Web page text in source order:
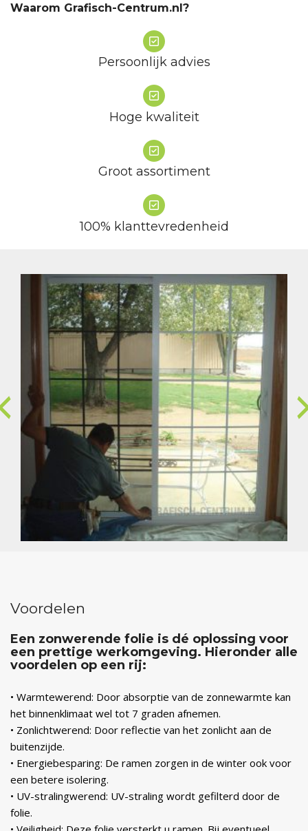
Waarom Grafisch-Centrum.nl?
Persoonlijk advies
Hoge kwaliteit
Groot assortiment
100% klanttevredenheid
Voordelen
Een zonwerende folie is dé oplossing voor
een prettige werkomgeving. Hieronder alle
voordelen op een rij:
• Warmtewerend: Door absorptie van de zonnewarmte kan
het binnenklimaat wel tot 7 graden afnemen.
• Zonlichtwerend: Door reflectie van het zonlicht aan de
buitenzijde.
• Energiebesparing: De ramen zorgen in de winter ook voor
een betere isolering.
• UV-stralingwerend: UV-straling wordt gefilterd door de
folie.